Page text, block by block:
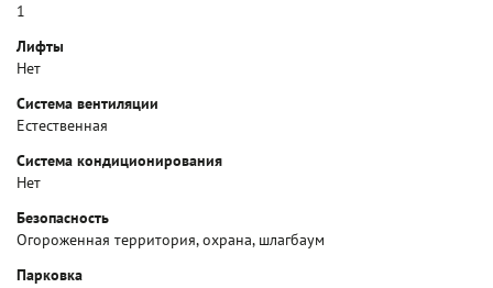
1
Лифты
Нет
Система вентиляции
Естественная
Система кондиционирования
Нет
Безопасность
Огороженная территория, охрана, шлагбаум
Парковка